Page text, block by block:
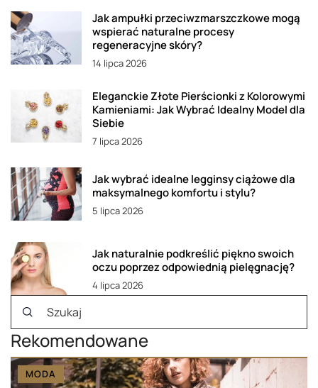
Jak ampułki przeciwzmarszczkowe mogą
wspierać naturalne procesy
regeneracyjne skóry?
14 lipca 2026
Eleganckie Złote Pierścionki z Kolorowymi
Kamieniami: Jak Wybrać Idealny Model dla
Siebie
7 lipca 2026
Jak wybrać idealne legginsy ciążowe dla
maksymalnego komfortu i stylu?
5 lipca 2026
Jak naturalnie podkreślić piękno swoich
oczu poprzez odpowiednią pielęgnację?
4 lipca 2026
Rekomendowane
MODA